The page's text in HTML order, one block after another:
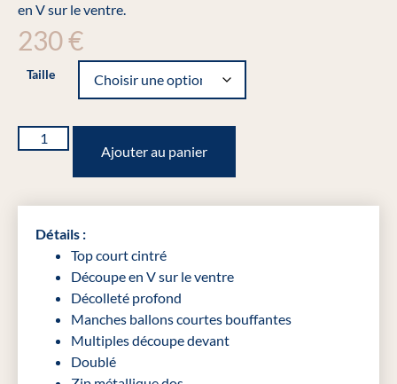
en V sur le ventre.
230€
Taille
Ajouter au panier
Détails :
Top court cintré
Découpe en V sur le ventre
Décolleté profond
Manches ballons courtes bouffantes
Multiples découpe devant
Doublé